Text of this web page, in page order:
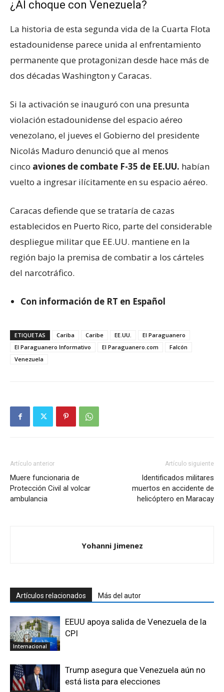
¿Al choque con Venezuela?
La historia de esta segunda vida de la Cuarta Flota
estadounidense parece unida al enfrentamiento
permanente que protagonizan desde hace más de
dos décadas Washington y Caracas.
Si la activación se inauguró con una presunta
violación estadounidense del espacio aéreo
venezolano, el jueves el Gobierno del presidente
Nicolás Maduro denunció que al menos
cinco aviones de combate F-35 de EE.UU. habían
vuelto a ingresar ilícitamente en su espacio aéreo.
Caracas defiende que se trataría de cazas
establecidos en Puerto Rico, parte del considerable
despliegue militar que EE.UU. mantiene en la
región bajo la premisa de combatir a los cárteles
del narcotráfico.
Con información de RT en Español
ETIQUETAS Cariba Caribe EE.UU.
El Paraguanero
El Paraguanero Informativo
El Paraguanero.com
Falcón
Venezuela
Artículo anterior
Muere funcionaria de
Protección Civil al volcar
ambulancia
Artículo siguiente
Identificados militares
muertos en accidente de
helicóptero en Maracay
Yohanni Jimenez
Artículos relacionados Más del autor
Internacional
EEUU apoya salida de Venezuela de la
CPI
Trump asegura que Venezuela aún no
está lista para elecciones